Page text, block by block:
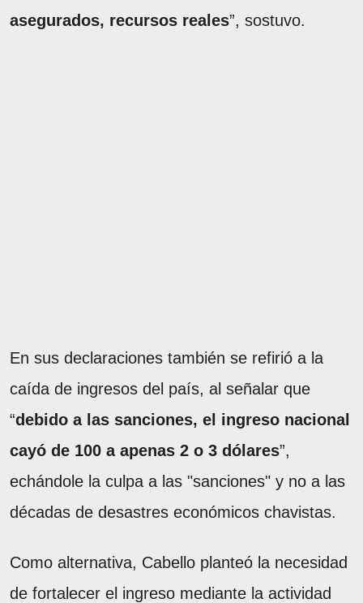
asegurados, recursos reales”, sostuvo.
En sus declaraciones también se refirió a la
caída de ingresos del país, al señalar que
“debido a las sanciones, el ingreso nacional
cayó de 100 a apenas 2 o 3 dólares”,
echándole la culpa a las "sanciones" y no a las
décadas de desastres económicos chavistas.
Como alternativa, Cabello planteó la necesidad
de fortalecer el ingreso mediante la actividad